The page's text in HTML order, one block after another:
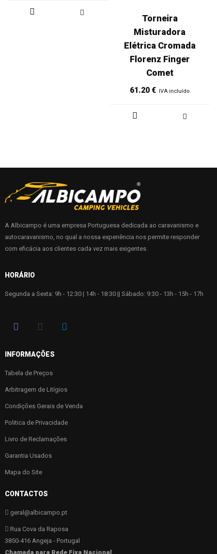
Torneira
Misturadora
Elétrica Cromada
Florenz Finger
Comet
61.20€ IVA incluído
A Albicampo é uma empresa Portuguesa dedicada ao caravanismo e
autocaravanismo, no qual a nossa experiência nos permite responder
com eficácia aos clientes cada vez mais exigentes.
HORÁRIO
Segunda a Sexta: 9h - 12:30 | 14h - 18:30 || Sábado: 9:30 - 13h - 15h - 17h
INFORMAÇÕES
Tabela de Preços
Arbitragem de Litígios
Condições Gerais de Venda
Politica de Privacidade
Livro de Reclamações
Garantia Usados
Mapa do Site
CONTACTOS
geral@albicampo.pt
Rua Cova da Raposa
3850-416 Angeja - Portugal
Chamada para Rede Fixa Nacional